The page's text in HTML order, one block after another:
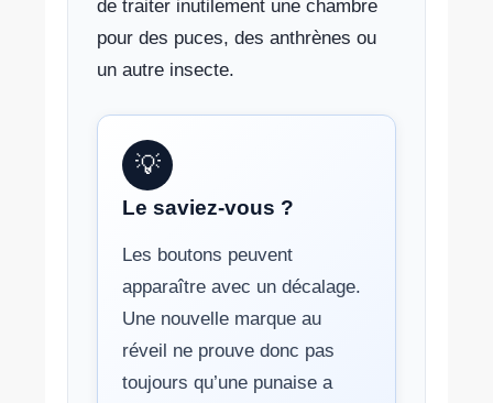
de traiter inutilement une chambre
pour des puces, des anthrènes ou
un autre insecte.
💡
Le saviez-vous ?
Les boutons peuvent
apparaître avec un décalage.
Une nouvelle marque au
réveil ne prouve donc pas
toujours qu’une punaise a